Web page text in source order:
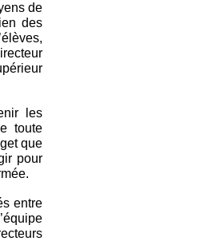
de
des
les
toute
que
pour
entre